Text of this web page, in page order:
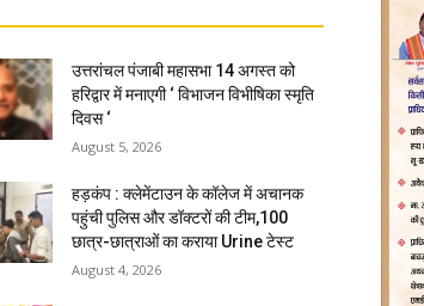
उत्तरांचल पंजाबी महासभा 14 अगस्त को
हरिद्वार में मनाएगी ‘ विभाजन विभीषिका स्मृति
दिवस ‘
August 5, 2026
हड़कंप : क्लेमेंटाउन के कॉलेज में अचानक
पहुंची पुलिस और डॉक्टरों की टीम,100
छात्र-छात्राओं का कराया Urine टेस्ट
August 4, 2026